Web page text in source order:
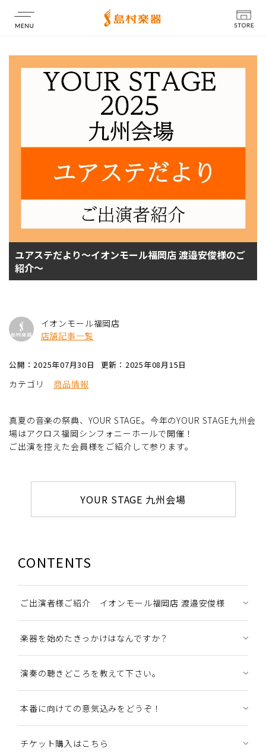
店舗情報
ユアステだより～イオンモール福岡店 渡邉安俊様のご
紹介～
イオンモール福岡店
店舗記事一覧
公開：2025年07月30日 更新：2025年08月15日
カテゴリ 商品情報
真夏の音楽の祭典、YOUR STAGE。今年のYOUR STAGE九州会
場はアクロス福岡シンフォニーホールで開催！
ご出演を控えた会員様をご紹介して参ります。
YOUR STAGE 九州会場
CONTENTS
ご出演者様ご紹介 イオンモール福岡店 渡邉安俊様
楽器を始めたきっかけはなんですか？
演奏の聴きどころを教えて下さい。
本番に向けての意気込みをどうぞ！
チケット購入はこちら